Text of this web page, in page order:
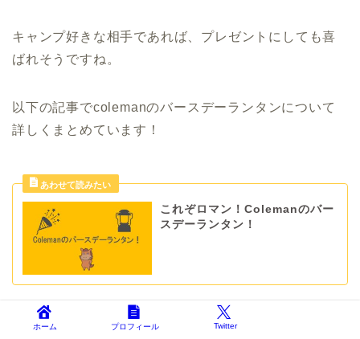
キャンプ好きな相手であれば、プレゼントにしても喜
ばれそうですね。
以下の記事でcolemanのバースデーランタンについて
詳しくまとめています！
これぞロマン！Colemanのバー
スデーランタン！
目次に戻る
ホーム プロフィール Twitter